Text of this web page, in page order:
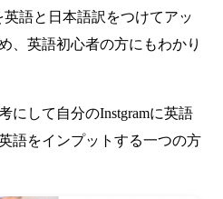
英語と日本語訳をつけてアッ
、英語初心者の方にもわかり
にして自分のInstgramに英語
語をインプットする一つの方